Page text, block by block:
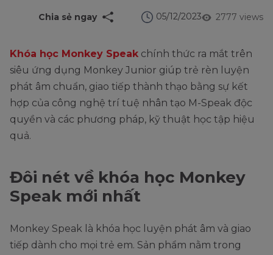
2777 views
05/12/2023
Chia sẻ ngay
Khóa học Monkey Speak chính thức ra mắt trên
siêu ứng dụng Monkey Junior giúp trẻ rèn luyện
phát âm chuẩn, giao tiếp thành thạo bằng sự kết
hợp của công nghệ trí tuệ nhân tạo M-Speak độc
quyền và các phương pháp, kỹ thuật học tập hiệu
quả.
Đôi nét về khóa học Monkey
Speak mới nhất
Monkey Speak là khóa học luyện phát âm và giao
tiếp dành cho mọi trẻ em. Sản phẩm nằm trong